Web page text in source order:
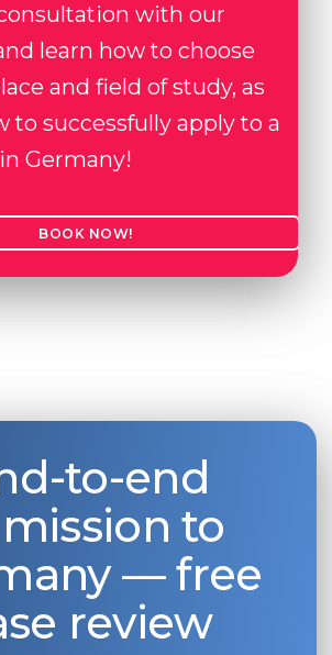
with our
learn how to choose
and field of study, as
to successfully apply to a
Germany!
BOOK NOW!
to-end
to
— free
review